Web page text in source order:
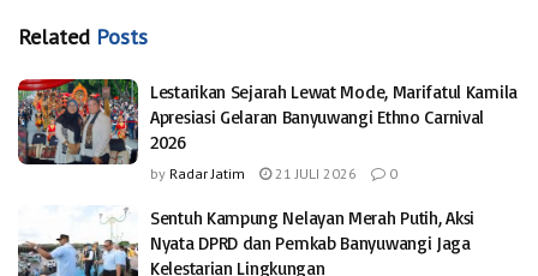
Related Posts
Lestarikan Sejarah Lewat Mode, Marifatul Kamila
Apresiasi Gelaran Banyuwangi Ethno Carnival
2026
by Radar Jatim 21 JULI 2026 0
Sentuh Kampung Nelayan Merah Putih, Aksi
Nyata DPRD dan Pemkab Banyuwangi Jaga
Kelestarian Lingkungan